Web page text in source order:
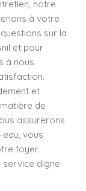
notre
à votre
sur la
et pour
à nous
et
de
assurerons
vous
foyer.
service digne